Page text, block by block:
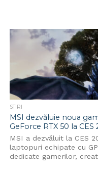
STIRI
MSI dezvăluie noua
GeForce RTX 50 la CES
MSI a dezvăluit la CES
laptopuri echipate cu
dedicate gamerilor,